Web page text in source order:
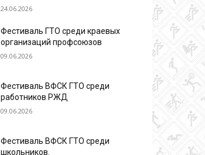
24.06.2026
Фестиваль ГТО среди краевых
организаций профсоюзов
09.06.2026
Фестиваль ВФСК ГТО среди
работников РЖД
09.06.2026
Фестиваль ВФСК ГТО среди
школьников.